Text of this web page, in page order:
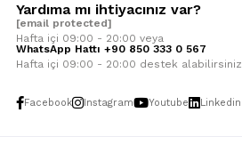
Yardıma mı ihtiyacınız var?
[email protected]
Hafta içi 09:00 - 20:00 veya
WhatsApp Hattı +90 850 333 0 567
Hafta içi 09:00 - 20:00 destek alabilirsiniz
Facebook Instagram Youtube Linkedin